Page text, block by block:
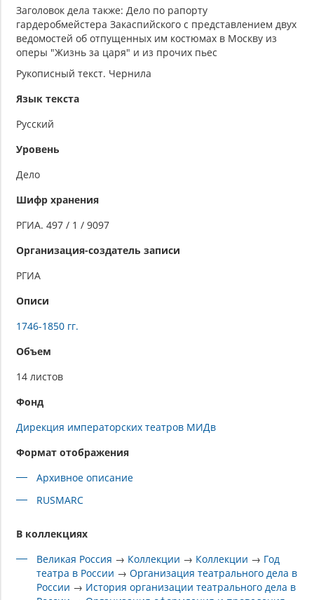
Заголовок дела также: Дело по рапорту
гардеробмейстера Закаспийского с представлением двух
ведомостей об отпущенных им костюмах в Москву из
оперы "Жизнь за царя" и из прочих пьес
Рукописный текст. Чернила
Язык текста
Русский
Уровень
Дело
Шифр хранения
РГИА. 497 / 1 / 9097
Организация-создатель записи
РГИА
Описи
1746-1850 гг.
Объем
14 листов
Фонд
Дирекция императорских театров МИДв
Формат отображения
Архивное описание
RUSMARC
В коллекциях
Великая Россия → Коллекции → Коллекции → Год
театра в России →Организация театрального дела в
России → История организации театрального дела в